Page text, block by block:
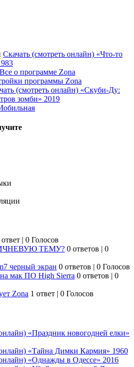
Скачать (смотреть онлайн) «Что-то
Все о программе Zona
программы Zona
(смотреть онлайн) «Скуби-Ду:
зомби» 2019
ответ | 0 Голосов
ТЕМУ? 0 ответов | 0
черный экран 0 ответов | 0 Голосов
на мак ПО High Sierra 0 ответов | 0
Zona 1 ответ | 0 Голосов
«Праздник новогодней елки»
«Тайна Димки Кармия» 1960
«Однажды в Одессе» 2016